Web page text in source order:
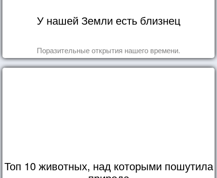
У нашей Земли есть близнец
Поразительные открытия нашего времени.
Топ 10 животных, над которыми пошутила